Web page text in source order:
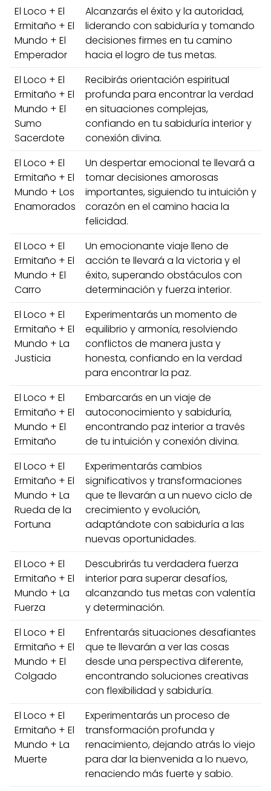
El Loco + El
Ermitaño + El
Mundo + El
Emperador
Alcanzarás el éxito y la autoridad,
liderando con sabiduría y tomando
decisiones firmes en tu camino
hacia el logro de tus metas.
El Loco + El
Ermitaño + El
Mundo + El
Sumo
Sacerdote
Recibirás orientación espiritual
profunda para encontrar la verdad
en situaciones complejas,
confiando en tu sabiduría interior y
conexión divina.
El Loco + El
Ermitaño + El
Mundo + Los
Enamorados
Un despertar emocional te llevará a
tomar decisiones amorosas
importantes, siguiendo tu intuición y
corazón en el camino hacia la
felicidad.
El Loco + El
Ermitaño + El
Mundo + El
Carro
Un emocionante viaje lleno de
acción te llevará a la victoria y el
éxito, superando obstáculos con
determinación y fuerza interior.
El Loco + El
Ermitaño + El
Mundo + La
Justicia
Experimentarás un momento de
equilibrio y armonía, resolviendo
conflictos de manera justa y
honesta, confiando en la verdad
para encontrar la paz.
El Loco + El
Ermitaño + El
Mundo + El
Ermitaño
Embarcarás en un viaje de
autoconocimiento y sabiduría,
encontrando paz interior a través
de tu intuición y conexión divina.
El Loco + El
Ermitaño + El
Mundo + La
Rueda de la
Fortuna
Experimentarás cambios
significativos y transformaciones
que te llevarán a un nuevo ciclo de
crecimiento y evolución,
adaptándote con sabiduría a las
nuevas oportunidades.
El Loco + El
Ermitaño + El
Mundo + La
Fuerza
Descubrirás tu verdadera fuerza
interior para superar desafíos,
alcanzando tus metas con valentía
y determinación.
El Loco + El
Ermitaño + El
Mundo + El
Colgado
Enfrentarás situaciones desafiantes
que te llevarán a ver las cosas
desde una perspectiva diferente,
encontrando soluciones creativas
con flexibilidad y sabiduría.
El Loco + El
Ermitaño + El
Mundo + La
Muerte
Experimentarás un proceso de
transformación profunda y
renacimiento, dejando atrás lo viejo
para dar la bienvenida a lo nuevo,
renaciendo más fuerte y sabio.